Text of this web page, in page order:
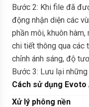
Bước 2: Khi file đã
động nhận diện các
phần môi, khuôn
chi tiết thông qua các
chỉnh ánh sáng, độ
Bước 3: Lưu lại
Cách sử dụng
Xử lý phông nền